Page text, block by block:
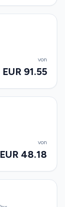
von
EUR 91.55
von
EUR 48.18